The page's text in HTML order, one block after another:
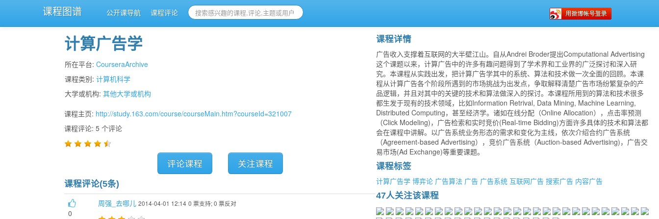
课程图谱 公开课导航 课程评论
计算广告学
所在平台:CourseraArchive
课程类别:计算机科学
大学或机构:其他大学或机构
课程主页: http://study.163.com/course/courseMain.htm?courseId=321007
课程评论: 5 个评论
评论课程 关注课程
课程评论(5条)
0
周强_去哪儿 2014-04-01 12:14 0 票支持; 0 票反对
课程详情
广告收入支撑着互联网的大半壁江山。自从Andrei Broder提出Computational Advertising
这个课题以来，计算广告中的许多有趣问题得到了学术界和工业界的广泛探讨和深入研
究。本课程从实践出发，把计算广告学其中的系统、算法和技术做一次全面的回顾。本课
程从计算广告各个阶段所遇到的市场挑战为出发点，争取解释清楚广告市场纷繁复杂的产
品逻辑，并且对其中的关键的技术和算法做深入的探讨。本课程所用到的算法和技术很多
都生发于现有的技术领域，比如Information Retrival, Data Mining, Machine Learning,
Distributed Computing，甚至经济学。诸如在线分配（Online Allocation），点击率预测
（Click Modeling)，广告检索和实时竞价(Real-time Bidding)方面许多具体的技术和算法都
会在课程中讲解。以广告系统业务形态的需求和变化为主线，依次介绍合约广告系统
（Agreement-based Advertising），竞价广告系统（Auction-based Advertising)，广告交
易市场(Ad Exchange)等重要课题。
课程标签
计算广告学 博弈论 广告算法 广告 广告系统 互联网广告 搜索广告 内容广告
47人关注该课程